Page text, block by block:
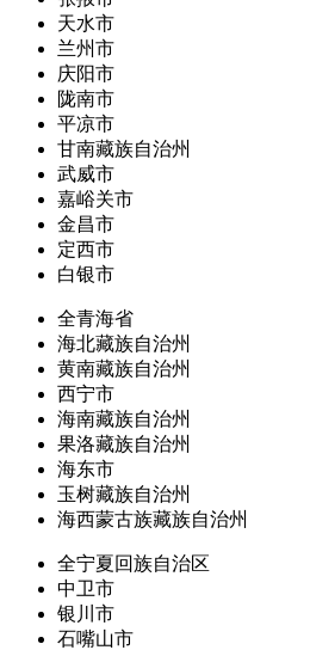
天水市
兰州市
庆阳市
陇南市
平凉市
甘南藏族自治州
武威市
嘉峪关市
金昌市
定西市
白银市
全青海省
海北藏族自治州
黄南藏族自治州
西宁市
海南藏族自治州
果洛藏族自治州
海东市
玉树藏族自治州
海西蒙古族藏族自治州
全宁夏回族自治区
中卫市
银川市
石嘴山市